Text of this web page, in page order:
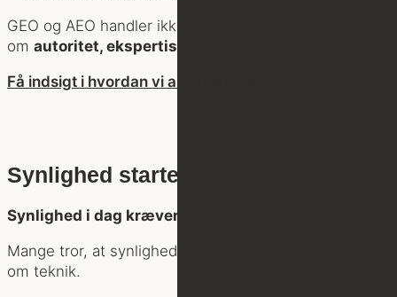
GEO og AEO handler ikke om keywords. Det handler
om autoritet, ekspertise og digital troværdighed
Få indsigt i hvordan vi arbejder med GEO og AEO
Synlighed starter med positionering
Synlighed i dag kræver både klassiske og nye greb
Mange tror, at synlighed først og fremmest handler
om teknik.